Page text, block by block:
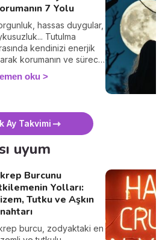
7 Yolu
hassas duygular,
Tutulma
kendinizi enerjik
korumanın ve süreci
geçirmenin 7 basit
keşfedin. 🛡️🌒
oku
Ay Takvimi
uyum
Burcunu
Yolları:
Tutku ve Aşkın
burcu, zodyaktaki en